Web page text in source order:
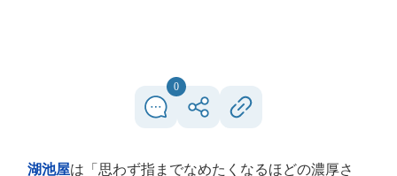
0
湖池屋は「思わず指までなめたくなるほどの濃厚さ